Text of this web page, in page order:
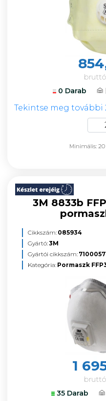
0 Darab
Tekintse meg
Minimális: 20
3M 8833b
Cikkszám: 085934
Gyártó:3M
Gyártói cikkszám:
Kategória: Pormaszk
1
35 Darab